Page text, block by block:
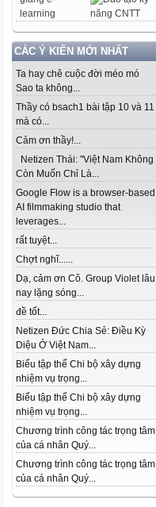
CÁC Ý KIẾN MỚI NHẤT
Ta hay chê cuộc đời méo mó
Sao ta không...
Thầy có bsach1 bài tập 10 và 11
mà có...
Cảm ơn thầy!...
Netizen Thái: "Việt Nam Không
Còn Muốn Chỉ Là...
Google Flow is a browser-based
AI filmmaking studio that
leverages...
rất tuyệt...
Chợt nghĩ......
Dạ, cảm ơn Cô. Group Violet lâu
nay lặng sóng...
đề tốt...
Netizen Đức Chia Sẻ: Điều Kỳ
Diệu Ở Việt Nam...
Biểu tập thể Chi bộ xây dựng
nhiệm vụ trọng...
Biểu tập thể Chi bộ xây dựng
nhiệm vụ trọng...
Chương trình công tác trọng tâm
của cá nhân Quý...
Chương trình công tác trọng tâm
của cá nhân Quý...